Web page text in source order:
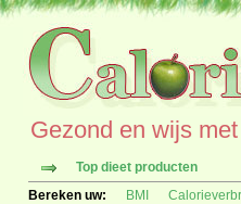
Gezond en wijs
Top dieet producten
Bereken uw:
BMI